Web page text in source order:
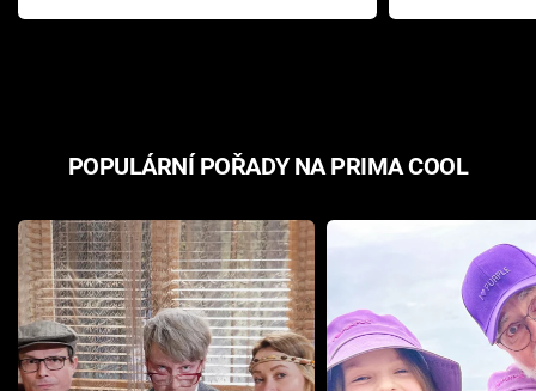
Pottera přišla s ráznou
přichází s
POPULÁRNÍ POŘADY NA PRIMA COOL